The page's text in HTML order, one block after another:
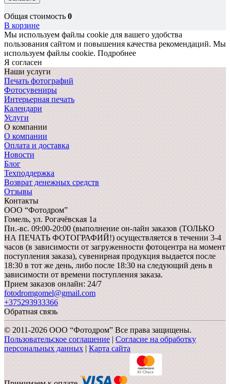
Общая стоимость 0
В корзине
Мы используем файлы cookie для вашего удобства
пользования сайтом и повышения качества рекомендаций. Мы
используем файлы cookie. Подробнее
Я согласен
Наши услуги
Печать фотографий
Фотосувениры
Интерьерная печать
Календари
Услуги
О компании
О компании
Оплата и доставка
Новости
Блог
Техподдержка
Возврат денежных средств
Отзывы
Контакты
ООО “Фотодром”
Гомель, ул. Рогачёвская 1а
Пн.-вс. 09:00-20:00 (выполнение он-лайн заказов (ТОЛЬКО
НА ПЕЧАТЬ ФОТОГРАФИЙ!) осуществляется в течении 3-4
часов (в зависимости от загруженности фотоцентра на момент
поступления заказа), сувенирная продукция выдается после
18:30 в тот же день, либо после 18:30 на следующий день в
зависимости от времени поступления заказа.
Прием заказов онлайн: 24/7
fotodromgomel@gmail.com
+375293933366
Обратная связь
© 2011-2026 ООО “Фотодром” Все права защищены.
Пользовательское соглашение | Согласие на обработку
персональных данных | Карта сайта